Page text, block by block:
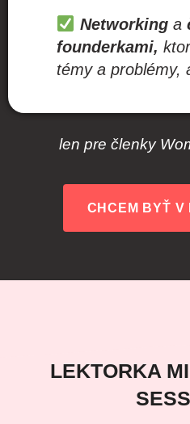
Networking a
founderkami,
témy a problémy,
len pre členky
CHCEM BYŤ V
LEKTORKA